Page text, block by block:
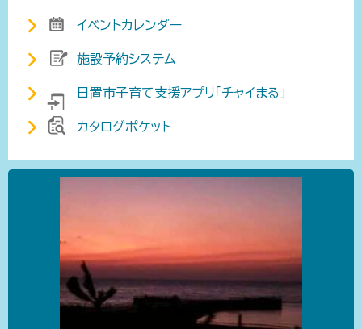
イベントカレンダー
施設予約システム
日置市子育て支援アプリ「チャイまる」
カタログポケット